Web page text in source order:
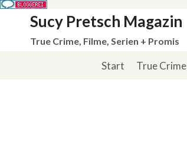
springen
Sucy Pretsch Magazin
True Crime, Filme, Serien + Promis
Start True Crime